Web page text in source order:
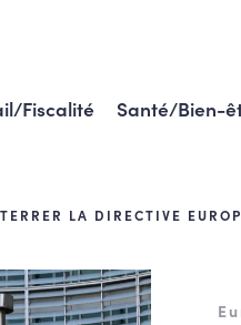
Fiscalité Santé/Bien-
LA DIRECTIVE